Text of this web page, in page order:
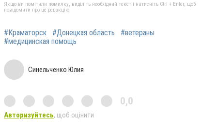
Якщо ви помітили помилку, виділіть необхідний текст і натисніть Ctrl + Enter, щоб
повідомити про це редакцію
#Краматорск #Донецкая область
#ветераны
#медицинская помощь
Синельченко Юлия
0,0
Авторизуйтесь, щоб оцінити